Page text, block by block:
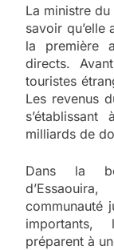
La ministre
savoir
la première
directs.
touristes
Les revenus
milliards de
Dans la
communauté
importants,
préparent à